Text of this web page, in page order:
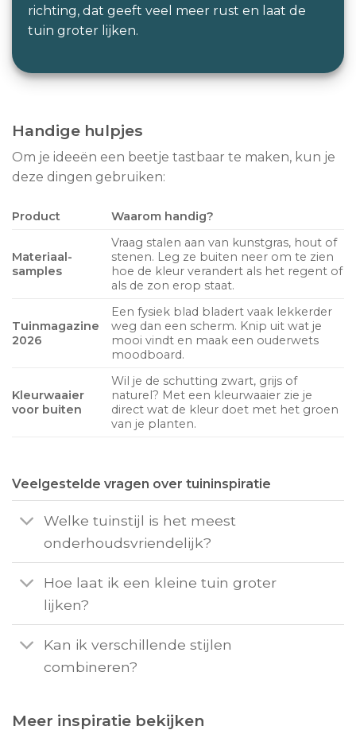
richting, dat geeft veel meer rust en laat de
tuin groter lijken.
Handige hulpjes
Om je ideeën een beetje tastbaar te maken, kun je
deze dingen gebruiken:
Product Waarom handig?
Materiaal-
samples
Vraag stalen aan van kunstgras, hout of
stenen. Leg ze buiten neer om te zien
hoe de kleur verandert als het regent of
als de zon erop staat.
Tuinmagazine
2026
Een fysiek blad bladert vaak lekkerder
weg dan een scherm. Knip uit wat je
mooi vindt en maak een ouderwets
moodboard.
Kleurwaaier
voor buiten
Wil je de schutting zwart, grijs of
naturel? Met een kleurwaaier zie je
direct wat de kleur doet met het groen
van je planten.
Veelgestelde vragen over tuininspiratie
Welke tuinstijl is het meest
onderhoudsvriendelijk?
Hoe laat ik een kleine tuin groter
lijken?
Kan ik verschillende stijlen
combineren?
Meer inspiratie bekijken